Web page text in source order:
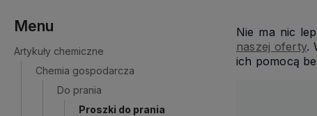
Menu
Artykuły chemiczne
Chemia gospodarcza
Do prania
Proszki do prania
Nie ma nic
naszej oferty.
ich pomocą